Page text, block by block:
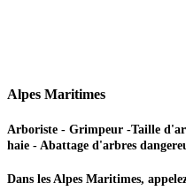
Alpes Maritimes
Arboriste - Grimpeur -Taille
haie - Abattage d'arbres
Dans les Alpes Maritimes,